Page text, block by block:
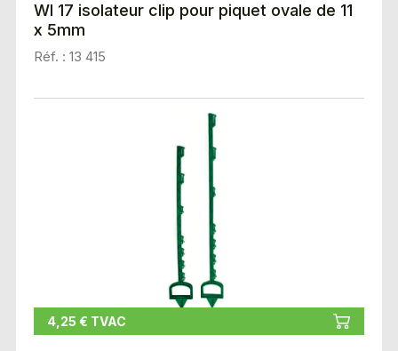
WI 17 isolateur clip pour piquet ovale de 11
x 5mm
Réf. : 13 415
4,25 € TVAC